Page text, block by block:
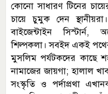
কোনো সাধারণ টিনের
চায়ে চুমুক দেন
বাইজেন্টাইন সিস্টার্ন,
শিল্পকলা। সবইদ একই
মুসলিম পর্যটকদের কাছে
নামাজের জায়গা; হালাল
সংস্কৃতি ও পর্দাপ্রথা